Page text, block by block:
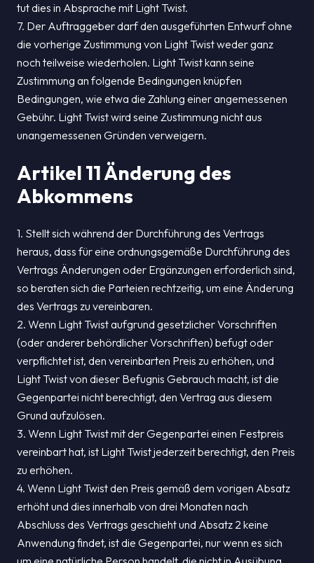
tut dies in Absprache mit Light Twist.
7. Der Auftraggeber darf den ausgeführten Entwurf ohne
die vorherige Zustimmung von Light Twist weder ganz
noch teilweise wiederholen. Light Twist kann seine
Zustimmung an folgende Bedingungen knüpfen
Bedingungen, wie etwa die Zahlung einer angemessenen
Gebühr. Light Twist wird seine Zustimmung nicht aus
unangemessenen Gründen verweigern.
Artikel 11 Änderung des
Abkommens
1. Stellt sich während der Durchführung des Vertrags
heraus, dass für eine ordnungsgemäße Durchführung des
Vertrags Änderungen oder Ergänzungen erforderlich sind,
so beraten sich die Parteien rechtzeitig, um eine Änderung
des Vertrags zu vereinbaren.
2. Wenn Light Twist aufgrund gesetzlicher Vorschriften
(oder anderer behördlicher Vorschriften) befugt oder
verpflichtet ist, den vereinbarten Preis zu erhöhen, und
Light Twist von dieser Befugnis Gebrauch macht, ist die
Gegenpartei nicht berechtigt, den Vertrag aus diesem
Grund aufzulösen.
3. Wenn Light Twist mit der Gegenpartei einen Festpreis
vereinbart hat, ist Light Twist jederzeit berechtigt, den Preis
zu erhöhen.
4. Wenn Light Twist den Preis gemäß dem vorigen Absatz
erhöht und dies innerhalb von drei Monaten nach
Abschluss des Vertrags geschieht und Absatz 2 keine
Anwendung findet, ist die Gegenpartei, nur wenn es sich